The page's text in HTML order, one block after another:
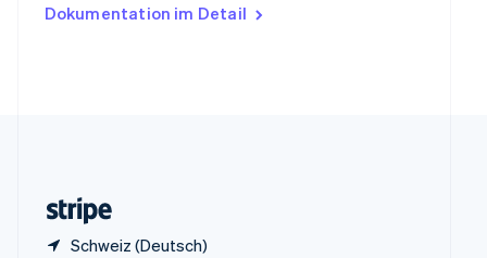
Dokumentation im Detail
Schweiz (Deutsch)
English